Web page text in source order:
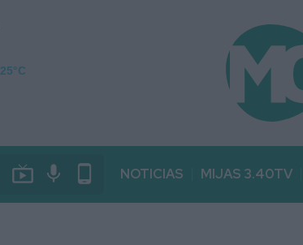
25°C
live_tv mic phone_android NOTICIAS MIJAS 3.40TV